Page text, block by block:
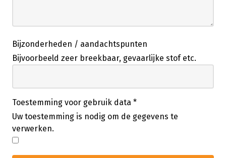
Bijzonderheden / aandachtspunten
Bijvoorbeeld zeer breekbaar, gevaarlijke stof etc.
Toestemming voor gebruik data *
Uw toestemming is nodig om de gegevens te
verwerken.